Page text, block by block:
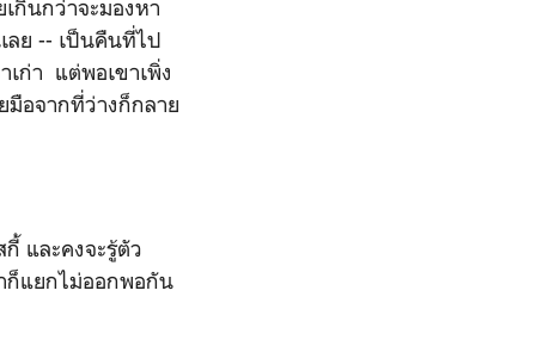
กว่าจะมองหา
ลย -- เป็นคืนที่ไป
ก่า แต่พอเขาเพิ่ง
มือจากที่ว่างก็กลาย
ละคงจะรู้ตัว
ก็แยกไม่ออกพอกัน